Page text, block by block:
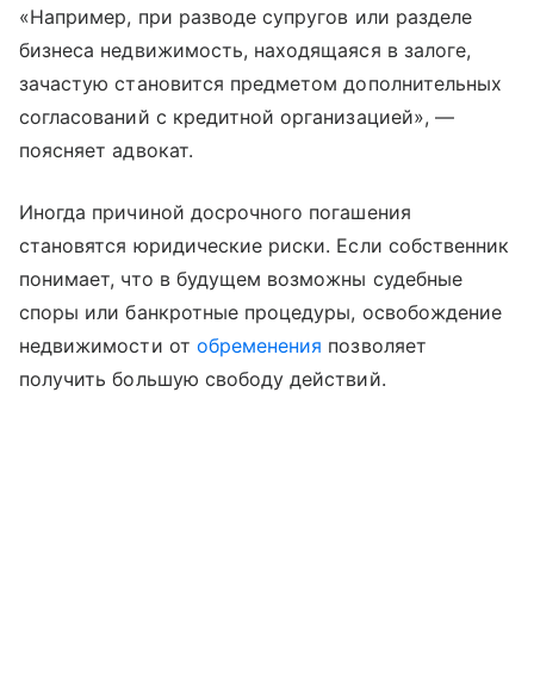
«Например, при разводе супругов или разделе
бизнеса недвижимость, находящаяся в залоге,
зачастую становится предметом дополнительных
согласований с кредитной организацией», —
поясняет адвокат.
Иногда причиной досрочного погашения
становятся юридические риски. Если собственник
понимает, что в будущем возможны судебные
споры или банкротные процедуры, освобождение
недвижимости от обременения позволяет
получить большую свободу действий.